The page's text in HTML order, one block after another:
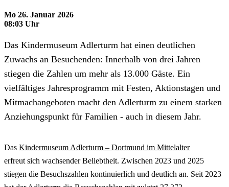
Mo 26. Januar 2026
08:03 Uhr
Das Kindermuseum Adlerturm hat einen deutlichen
Zuwachs an Besuchenden: Innerhalb von drei Jahren
stiegen die Zahlen um mehr als 13.000 Gäste. Ein
vielfältiges Jahresprogramm mit Festen, Aktionstagen und
Mitmachangeboten macht den Adlerturm zu einem starken
Anziehungspunkt für Familien - auch in diesem Jahr.
Das Kindermuseum Adlerturm – Dortmund im Mittelalter
erfreut sich wachsender Beliebtheit. Zwischen 2023 und 2025
stiegen die Besuchszahlen kontinuierlich und deutlich an. Seit 2023